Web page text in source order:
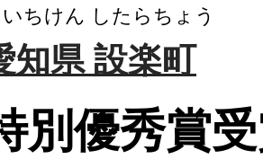
ちけん したらちょう
知県 設楽町
別優秀賞